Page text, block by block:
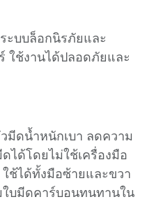
บบล็อกนิรภัยและ
ใช้งานได้ปลอดภัยและ
มีดน้ำหนักเบา ลดความ
ได้โดยไม่ใช้เครื่องมือ
ช้ได้ทั้งมือซ้ายและขวา
บมีดคาร์บอนทนทานใน